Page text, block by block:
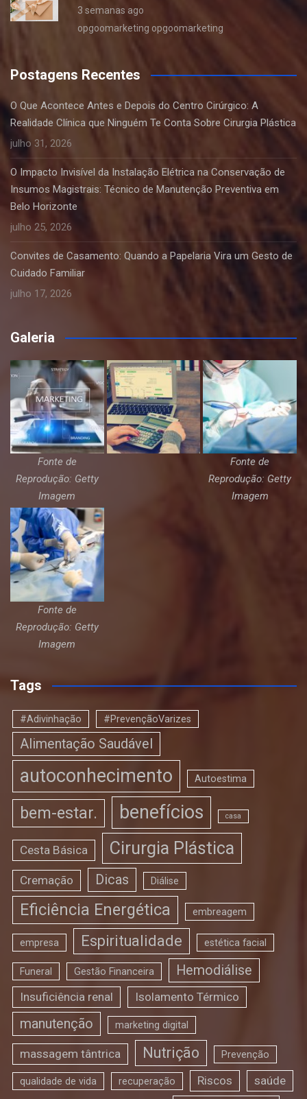
3 semanas ago
opgoomarketing opgoomarketing
Postagens Recentes
O Que Acontece Antes e Depois do Centro Cirúrgico: A
Realidade Clínica que Ninguém Te Conta Sobre Cirurgia Plástica
julho 31, 2026
O Impacto Invisível da Instalação Elétrica na Conservação de
Insumos Magistrais: Técnico de Manutenção Preventiva em
Belo Horizonte
julho 25, 2026
Convites de Casamento: Quando a Papelaria Vira um Gesto de
Cuidado Familiar
julho 17, 2026
Galeria
Fonte de
Reprodução: Getty
Imagem
Fonte de
Reprodução: Getty
Imagem
Fonte de
Reprodução: Getty
Imagem
Tags
#Adivinhação #PrevençãoVarizes
Alimentação Saudável
autoconhecimento Autoestima
bem-estar. benefícios casa
Cesta Básica Cirurgia Plástica
Cremação Dicas Diálise
Eficiência Energética embreagem
empresa Espiritualidade estética facial
Funeral Gestão Financeira Hemodiálise
Insuficiência renal Isolamento Térmico
manutenção marketing digital
massagem tântrica Nutrição Prevenção
qualidade de vida recuperação Riscos saúde